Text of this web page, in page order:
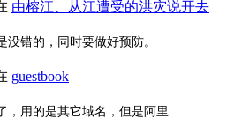
由榕江、从江遭受的洪灾说开去
没错的，同时要做好预防。
guestbook
，用的是其它域名，但是阿里…